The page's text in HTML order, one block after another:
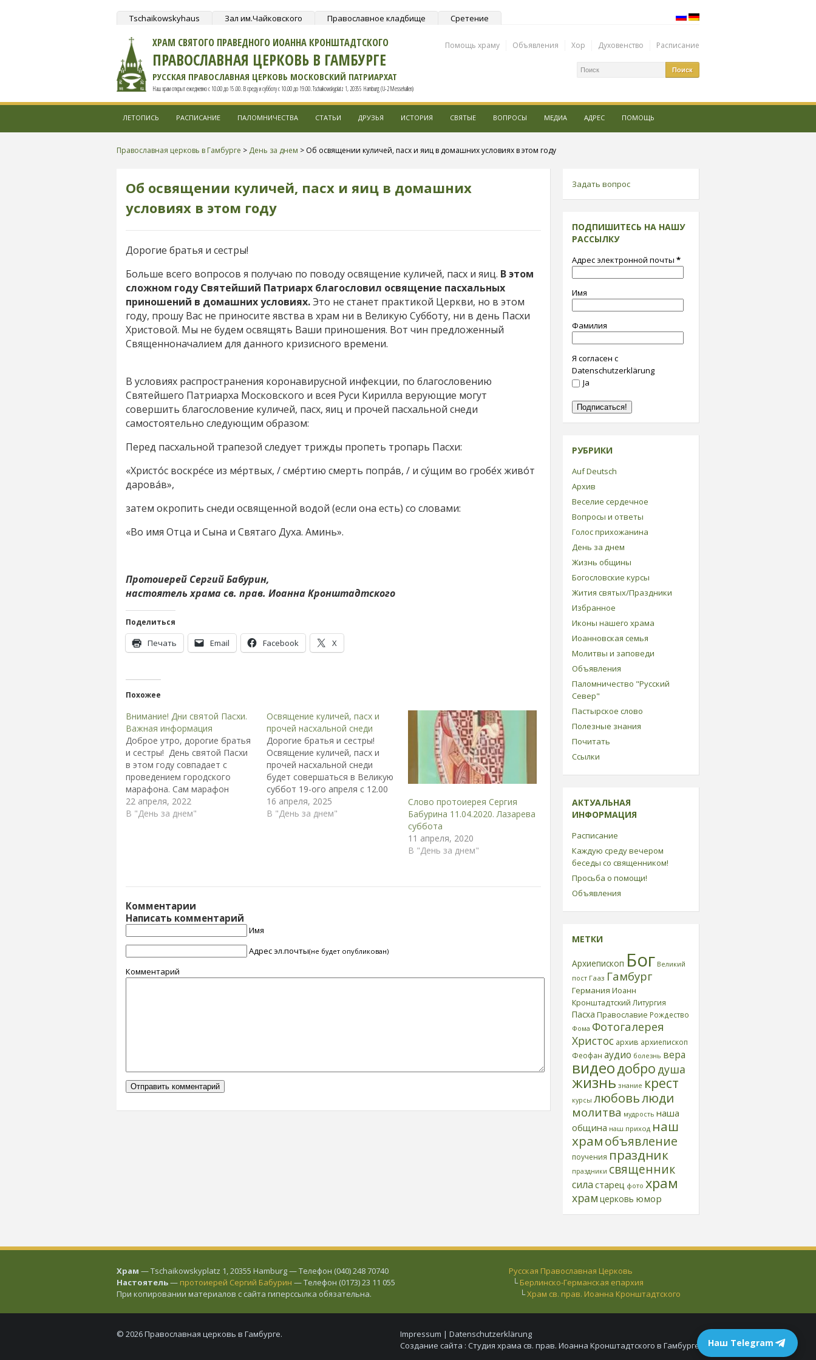
Tschaikowskyhaus Зал им.Чайковского Православное кладбище Сретение
ХРАМ СВЯТОГО ПРАВЕДНОГО ИОАННА КРОНШТАДТСКОГО
ПРАВОСЛАВНАЯ ЦЕРКОВЬ В ГАМБУРГЕ
РУССКАЯ ПРАВОСЛАВНАЯ ЦЕРКОВЬ МОСКОВСКИЙ ПАТРИАРХАТ
Наш храм открыт ежедневно с 10.00 до 15.00. В среду и субботу с 10.00 до 19.00. Tschaikowskyplatz 1, 20355 Hamburg (U-2 Messehallen)
Помощь храму Объявления Хор Духовенство Расписание
ЛЕТОПИСЬ РАСПИСАНИЕ ПАЛОМНИЧЕСТВА СТАТЬИ ДРУЗЬЯ ИСТОРИЯ СВЯТЫЕ ВОПРОСЫ МЕДИА АДРЕС ПОМОЩЬ
Православная церковь в Гамбурге > День за днем > Об освящении куличей, пасх и яиц в домашних условиях в этом году
Об освящении куличей, пасх и яиц в домашних
условиях в этом году
Дорогие братья и сестры!
Больше всего вопросов я получаю по поводу освящение куличей, пасх и яиц. В этом
сложном году Святейший Патриарх благословил освящение пасхальных
приношений в домашних условиях.Это не станет практикой Церкви, но в этом
году, прошу Вас не приносите явства в храм ни в Великую Субботу, ни в день Пасхи
Христовой. Мы не будем освящять Ваши приношения. Вот чин предложенный
Священноначалием для данного кризисного времени.
В условиях распространения коронавирусной инфекции, по благословению
Святейшего Патриарха Московского и всея Руси Кирилла верующие могут
совершить благословение куличей, пасх, яиц и прочей пасхальной снеди
самостоятельно следующим образом:
Перед пасхальной трапезой следует трижды пропеть тропарь Пасхи:
«Христо́с воскре́се из ме́ртвых, / сме́ртию смерть попра́в, / и су́щим во гробе́х живо́т
дарова́в»,
затем окропить снеди освященной водой (если она есть) со словами:
«Во имя Отца и Сына и Святаго Духа. Аминь».
Протоиерей Сергий Бабурин,
настоятель храма св. прав. Иоанна Кронштадтского
Поделиться
Печать Email Facebook X
Похожее
Внимание! Дни святой Пасхи.
Важная информация
Доброе утро, дорогие братья
и сестры! День святой Пасхи
в этом году совпадает с
проведением городского
марафона. Сам марафон
пройдет 24 апреля и начнется
одновременно с поздней
праздничные дни. На машине
22 апреля, 2022
В "День за днем"
Освящение куличей, пасх и
прочей насхальной снеди
Дорогие братья и сестры!
Освящение куличей, пасх и
прочей насхальной снеди
будет совершаться в Великую
суббот 19-ого апреля с 12.00
до 21. 00 в храме св. прав.
Иоанна Кронштадтского.
Священники будут с
16 апреля, 2025
В "День за днем"
Слово протоиерея Сергия
Бабурина 11.04.2020. Лазарева
суббота
11 апреля, 2020
В "День за днем"
Комментарии
Написать комментарий
Имя
Адрес эл.почты(не будет опубликован)
Комментарий
Задать вопрос
ПОДПИШИТЕСЬ НА НАШУ
РАССЫЛКУ
Адрес электронной почты*
Имя
Фамилия
Я согласен с
Datenschutzerklärung
Ja
РУБРИКИ
Auf Deutsch
Архив
Веселие сердечное
Вопросы и ответы
Голос прихожанина
День за днем
Жизнь общины
Богословские курсы
Жития святых/Праздники
Избранное
Иконы нашего храма
Иоанновская семья
Молитвы и заповеди
Объявления
Паломничество "Русский
Север"
Пастырское слово
Полезные знания
Почитать
Ссылки
АКТУАЛЬНАЯ
ИНФОРМАЦИЯ
Расписание
Каждую среду вечером
беседы со священником!
Просьба о помощи!
Объявления
МЕТКИ
Архиепископ Бог Великий
пост Гааз Гамбург
Германия Иоанн
Кронштадтский Литургия
Пасха Православие Рождество
Фома Фотогалерея
Христос архив архиепископ
Феофан аудио болезнь вера
видеодобро душа
жизнь знание крест
курсы любовьлюди
молитва мудрость наша
община наш приход наш
храмобъявление
поучения праздник
праздники священник
сила старец фото храм
храм церковь юмор
Храм — Tschaikowskyplatz 1, 20355 Hamburg — Телефон (040) 248 70740
Настоятель— протоиерей Сергий Бабурин — Телефон (0173) 23 11 055
При копировании материалов с сайта гиперссылка обязательна.
Русская Православная Церковь
└Берлинско-Германская епархия
└Храм св. прав. Иоанна Кронштадтского
Impressum | Datenschutzerklärung
Создание сайта : Студия храма св. прав. Иоанна Кронштадтского в Гамбурге
© 2026 Православная церковь в Гамбурге.
Наш Telegram